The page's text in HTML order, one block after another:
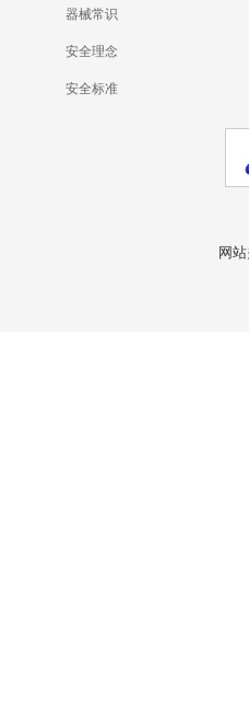
器械常识
安全理念
安全标准
网